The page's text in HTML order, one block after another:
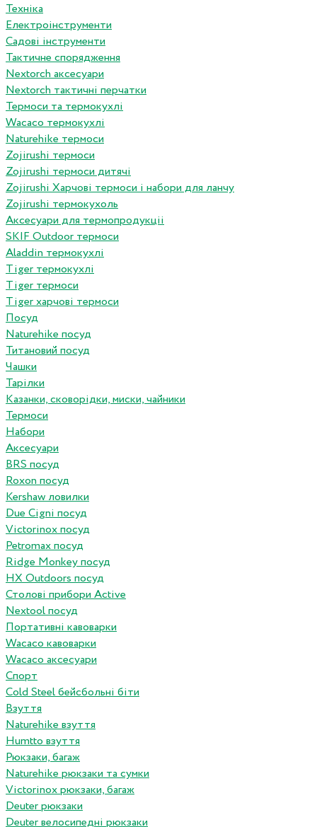
Техніка
Електроінструменти
Садові інструменти
Тактичне спорядження
Nextorch аксесуари
Nextorch тактичні перчатки
Термоси та термокухлі
Wacaco термокухлі
Naturehike термоси
Zojirushi термоси
Zojirushi термоси дитячі
Zojirushi Харчові термоси і набори для ланчу
Zojirushi термокухоль
Аксесуари для термопродукціі
SKIF Outdoor термоси
Aladdin термокухлі
Tiger термокухлі
Tiger термоси
Tiger харчові термоси
Посуд
Naturehike посуд
Титановий посуд
Чашки
Тарілки
Казанки, сковорідки, миски, чайники
Термоси
Набори
Аксесуари
BRS посуд
Roxon посуд
Kershaw ловилки
Due Cigni посуд
Victorinox посуд
Petromax посуд
Ridge Monkey посуд
HX Outdoors посуд
Столові прибори Active
Nextool посуд
Портативні кавоварки
Wacaco кавоварки
Wacaco аксесуари
Спорт
Cold Steel бейсбольні біти
Взуття
Naturehike взуття
Humtto взуття
Рюкзаки, багаж
Naturehike рюкзаки та сумки
Victorinox рюкзаки, багаж
Deuter рюкзаки
Deuter велосипедні рюкзаки